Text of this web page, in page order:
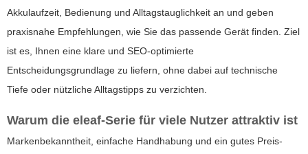
Akkulaufzeit, Bedienung und Alltagstauglichkeit an und geben
praxisnahe Empfehlungen, wie Sie das passende Gerät finden. Ziel
ist es, Ihnen eine klare und SEO-optimierte
Entscheidungsgrundlage zu liefern, ohne dabei auf technische
Tiefe oder nützliche Alltagstipps zu verzichten.
Warum die eleaf-Serie für viele Nutzer attraktiv ist
Markenbekanntheit, einfache Handhabung und ein gutes Preis-